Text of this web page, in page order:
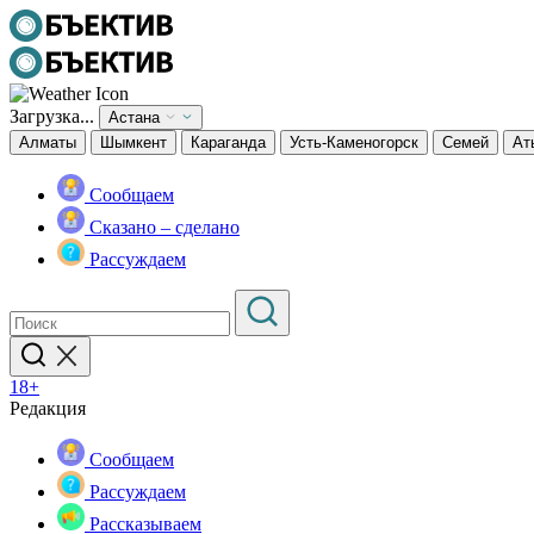
Загрузка...
Астана
Алматы
Шымкент Караганда Усть-Каменогорск Семей
Сообщаем
Сказано – сделано
Рассуждаем
18+
Редакция
Сообщаем
Рассуждаем
Рассказываем